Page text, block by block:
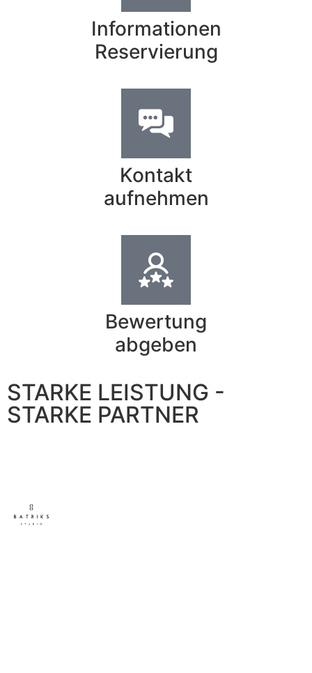
Informationen
Reservierung
Kontakt
aufnehmen
Bewertung
abgeben
STARKE LEISTUNG -
STARKE PARTNER